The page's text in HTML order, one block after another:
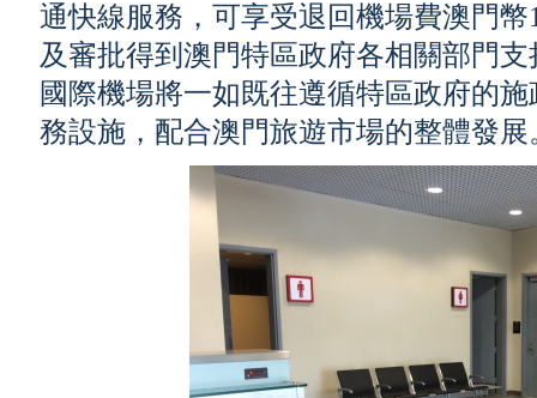
通快線服務，可享受退回機場費澳門
及審批得到澳門特區政府各相關部門
國際機場將一如既往遵循特區政府的
務設施，配合澳門旅遊市場的整體發展